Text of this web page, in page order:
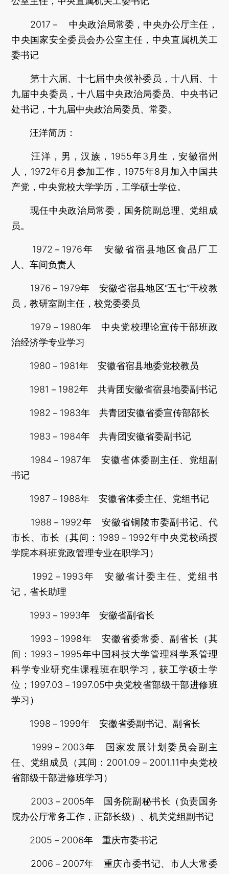
2017－ 中央政治局常委，中央办公厅主任，
中央国家安全委员会办公室主任，中央直属机关工
委书记
第十六届、十七届中央候补委员，十八届、十
九届中央委员，十八届中央政治局委员、中央书记
处书记，十九届中央政治局委员、常委。
汪洋简历：
汪洋，男，汉族，1955年3月生，安徽宿州
人，1972年6月参加工作，1975年8月加入中国共
产党，中央党校大学学历，工学硕士学位。
现任中央政治局常委，国务院副总理、党组成
员。
1972－1976年 安徽省宿县地区食品厂工
人、车间负责人
1976－1979年 安徽省宿县地区“五七”干校教
员，教研室副主任，校党委委员
1979－1980年 中央党校理论宣传干部班政
治经济学专业学习
1980－1981年 安徽省宿县地委党校教员
1981－1982年 共青团安徽省宿县地委副书记
1982－1983年 共青团安徽省委宣传部部长
1983－1984年 共青团安徽省委副书记
1984－1987年 安徽省体委副主任、党组副
书记
1987－1988年 安徽省体委主任、党组书记
1988－1992年 安徽省铜陵市委副书记、代
市长、市长（其间：1989－1992年中央党校函授
学院本科班党政管理专业在职学习）
1992－1993年 安徽省计委主任、党组书
记，省长助理
1993－1993年 安徽省副省长
1993－1998年 安徽省委常委、副省长（其
间：1993－1995年中国科技大学管理科学系管理
科学专业研究生课程班在职学习，获工学硕士学
位；1997.03－1997.05中央党校省部级干部进修班
学习）
1998－1999年 安徽省委副书记、副省长
1999－2003年 国家发展计划委员会副主
任、党组成员（其间：2001.09－2001.11中央党校
省部级干部进修班学习）
2003－2005年 国务院副秘书长（负责国务
院办公厅常务工作，正部长级）、机关党组副书记
2005－2006年 重庆市委书记
2006－2007年 重庆市委书记、市人大常委